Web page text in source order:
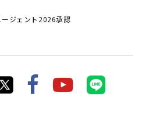
ージェント2026承認